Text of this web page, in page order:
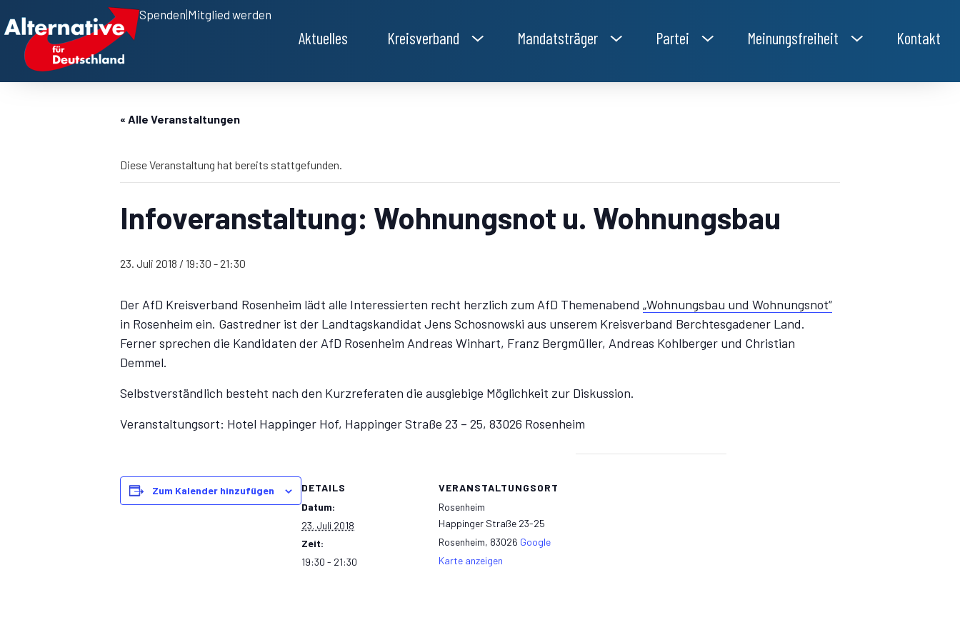
Spenden Mitglied werden
Aktuelles Kreisverband Mandatsträger Partei Meinungsfreiheit Kontakt
« Alle Veranstaltungen
Diese Veranstaltung hat bereits stattgefunden.
Infoveranstaltung: Wohnungsnot u. Wohnungsbau
23. Juli 2018 / 19:30 - 21:30
Der AfD Kreisverband Rosenheim lädt alle Interessierten recht herzlich zum AfD Themenabend „Wohnungsbau und Wohnungsnot“
in Rosenheim ein. Gastredner ist der Landtagskandidat Jens Schosnowski aus unserem Kreisverband Berchtesgadener Land.
Ferner sprechen die Kandidaten der AfD Rosenheim Andreas Winhart, Franz Bergmüller, Andreas Kohlberger und Christian
Demmel.
Selbstverständlich besteht nach den Kurzreferaten die ausgiebige Möglichkeit zur Diskussion.
Veranstaltungsort: Hotel Happinger Hof, Happinger Straße 23 – 25, 83026 Rosenheim
Zum Kalender hinzufügen
DETAILS
Datum:
23. Juli 2018
Zeit:
19:30 - 21:30
VERANSTALTUNGSORT
Rosenheim
Happinger Straße 23-25
Rosenheim, 83026 Google
Karte anzeigen